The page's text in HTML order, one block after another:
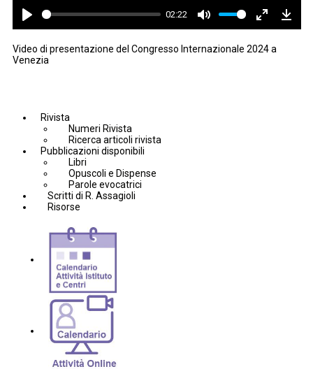
Play
02:22
Mute
Enter
fullscreen
Video di presentazione del Congresso Internazionale 2024 a
Venezia
Rivista
Numeri Rivista
Ricerca articoli rivista
Pubblicazioni disponibili
Libri
Opuscoli e Dispense
Parole evocatrici
Scritti di R. Assagioli
Risorse